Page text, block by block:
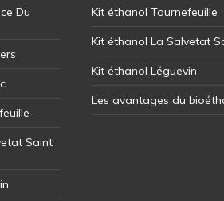
Du
Saint
Kit éthanol Tournefeuille
Kit éthanol La Salvetat
Kit éthanol Léguevin
Les avantages du